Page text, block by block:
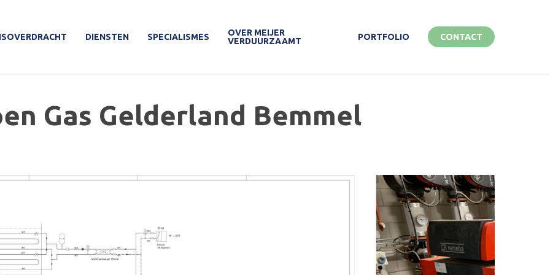
DIENSTEN SPECIALISMES
OVER MEIJER
VERDUURZAAMT
PORTFOLIO CONTACT
Gas Gelderland Bemmel